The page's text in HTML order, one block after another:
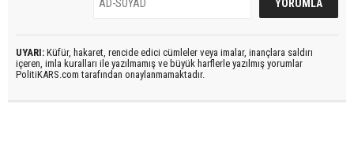
UYARI: Küfür, hakaret, rencide edici cümleler veya imalar, inançlara saldırı
içeren, imla kuralları ile yazılmamış ve büyük harflerle yazılmış yorumlar
PolitiKARS.com tarafından onaylanmamaktadır.